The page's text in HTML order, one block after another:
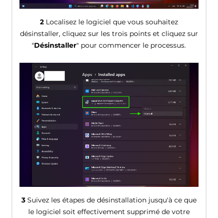
2Localisez le logiciel que vous souhaitez
désinstaller, cliquez sur les trois points et cliquez sur
"Désinstaller" pour commencer le processus.
3Suivez les étapes de désinstallation jusqu'à ce que
le logiciel soit effectivement supprimé de votre